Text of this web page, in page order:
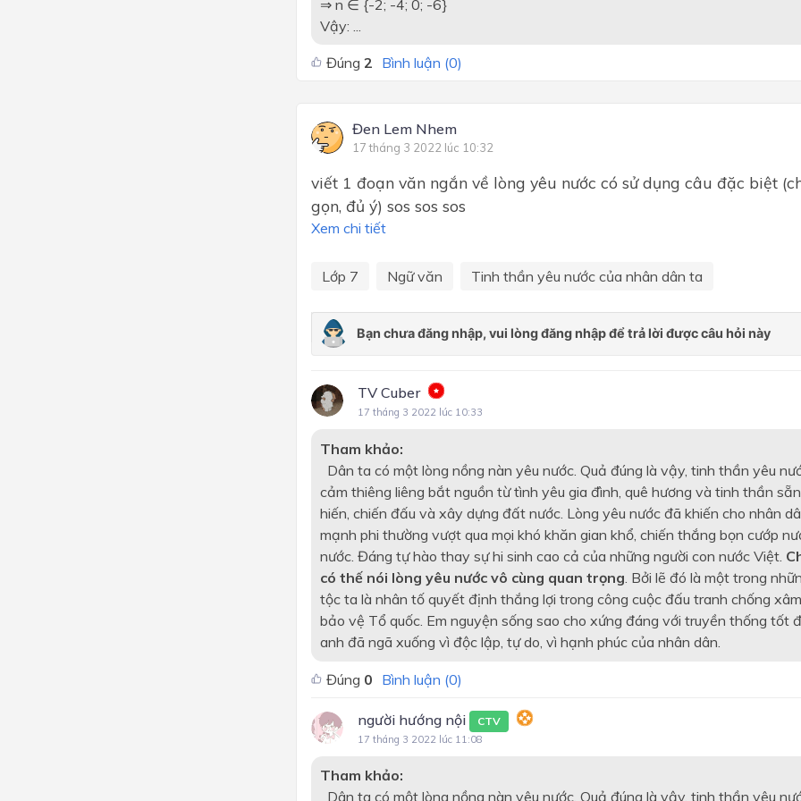
⇒ n ∈ {-2; -4; 0; -6}
Vậy: ...
Đúng2 Bình luận (0)
Đen Lem Nhem
17 tháng 3 2022 lúc 10:32
viết 1 đoạn văn ngắn về lòng yêu nước có sử dụng câu đặc biệt
gọn, đủ ý) sos sos sos
Xem chi tiết
Lớp 7 Ngữ văn Tinh thần yêu nước của nhân dân ta
TV Cuber
17 tháng 3 2022 lúc 10:33
Tham khảo:
Dân ta có một lòng nồng nàn yêu nước. Quả đúng là vậy, tinh thần yêu
cảm thiêng liêng bắt nguồn từ tình yêu gia đình, quê hương và tinh thần
hiến, chiến đấu và xây dựng đất nước. Lòng yêu nước đã khiến cho nhân
mạnh phi thường vượt qua mọi khó khăn gian khổ, chiến thắng bọn cướp
nước. Đáng tự hào thay sự hi sinh cao cả của những người con nước Việt.
có thế nói lòng yêu nước vô cùng quan trọng. Bởi lẽ đó là một trong
tộc ta là nhân tố quyết định thắng lợi trong công cuộc đấu tranh chống
bảo vệ Tổ quốc. Em nguyện sống sao cho xứng đáng với truyền thống tốt
anh đã ngã xuống vì độc lập, tự do, vì hạnh phúc của nhân dân.
Đúng 0 Bình luận (0)
người hướng nội CTV
17 tháng 3 2022 lúc 11:08
Tham khảo:
Dân ta có một lòng nồng nàn yêu nước. Quả đúng là vậy, tinh thần yêu